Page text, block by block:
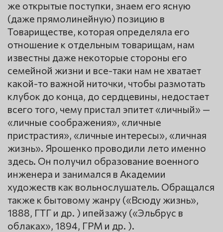
же открытые поступки, знаем его ясную
(даже прямолинейную) позицию в
Товариществе, которая определяла его
отношение к отдельным товарищам, нам
известны даже некоторые стороны его
семейной жизни и все-таки нам не хватает
какой-то важной ниточки, чтобы размотать
клубок до конца, до сердцевины, недостает
всего того, чему пристал эпитет «личный» —
«личные соображения», «личные
пристрастия», «личные интересы», «личная
жизнь». Ярошенко проводили лето именно
здесь. Он получил образование военного
инженера и занимался в Академии
художеств как вольнослушатель. Обращался
также к бытовому жанру («Всюду жизнь»,
1888, ГТГ и др. ) ипейзажу («Эльбрус в
облаках», 1894, ГРМ и др. ).